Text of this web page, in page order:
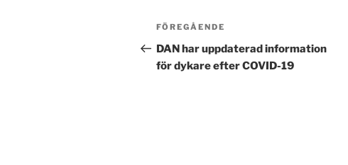
Inläggsnavigering
Föregående
inlägg
FÖREGÅENDE
DAN har uppdaterad information
för dykare efter COVID-19